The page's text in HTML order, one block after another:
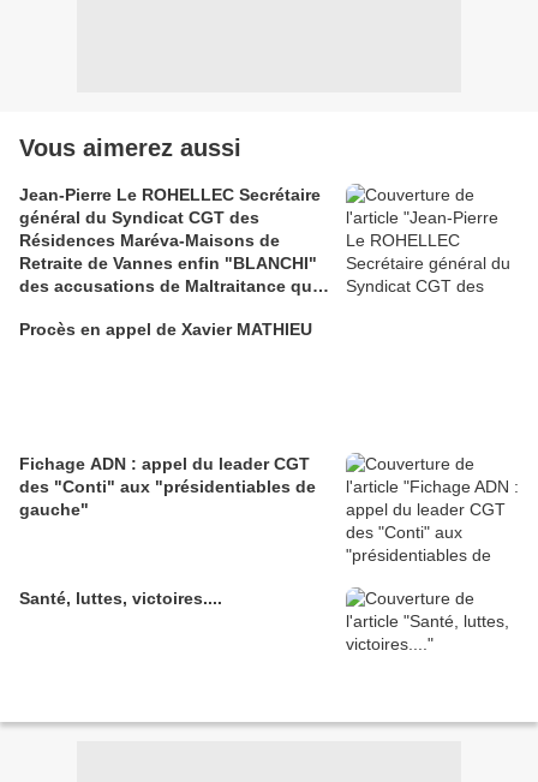
Vous aimerez aussi
Jean-Pierre Le ROHELLEC Secrétaire
général du Syndicat CGT des
Résidences Maréva-Maisons de
Retraite de Vannes enfin "BLANCHI"
des accusations de Maltraitance qui
Procès en appel de Xavier MATHIEU
Fichage ADN : appel du leader CGT
des "Conti" aux "présidentiables de
gauche"
Santé, luttes, victoires....